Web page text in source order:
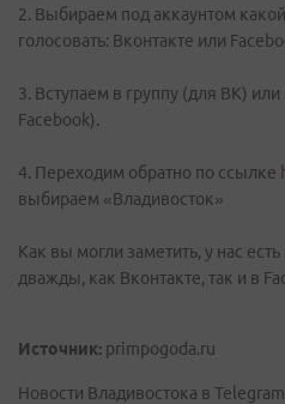
2. Выбираем под аккаунтом
голосовать: Вконтакте или
3. Вступаем в группу (для ВК)
Facebook).
4. Переходим обратно по ссылке
выбираем «Владивосток»
Как вы могли заметить, у нас
дважды, как Вконтакте, так и в
Источник: primpogoda.ru
Новости Владивостока в